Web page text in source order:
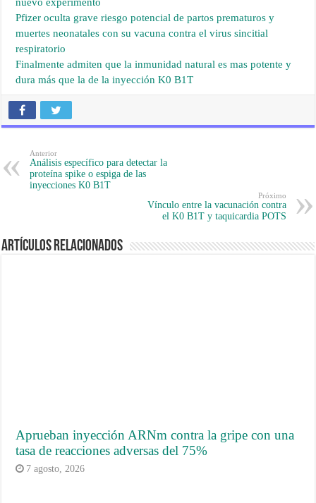
nuevo experimento
Pfizer oculta grave riesgo potencial de partos prematuros y
muertes neonatales con su vacuna contra el virus sincitial
respiratorio
Finalmente admiten que la inmunidad natural es mas potente y
dura más que la de la inyección K0 B1T
Anterior
Análisis específico para detectar la
proteína spike o espiga de las
inyecciones K0 B1T
Próximo
Vínculo entre la vacunación contra
el K0 B1T y taquicardia POTS
Artículos Relacionados
Aprueban inyección ARNm contra la gripe con una
tasa de reacciones adversas del 75%
7 agosto, 2026